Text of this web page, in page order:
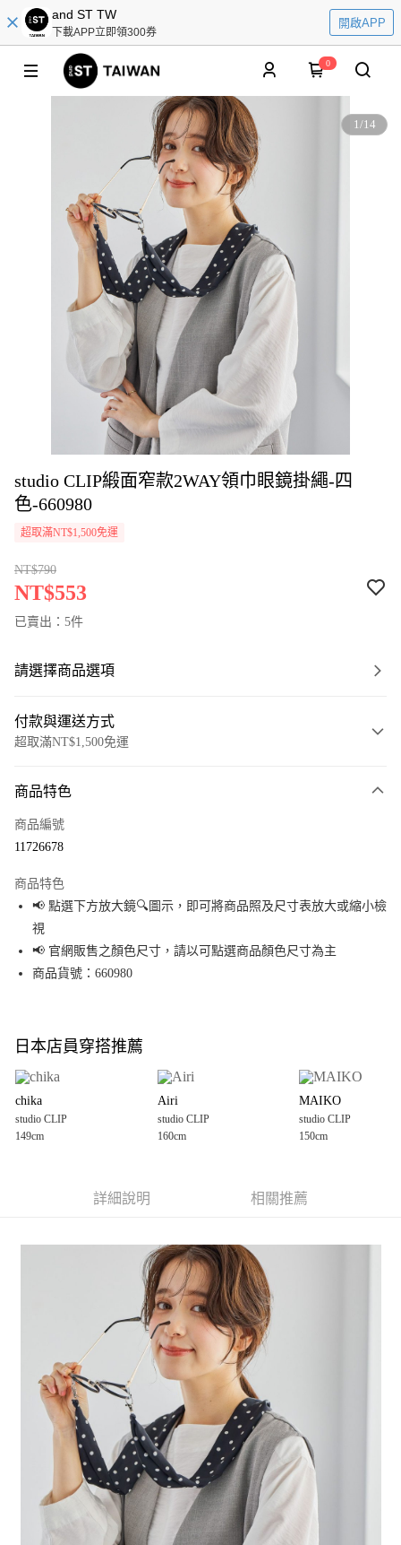
and ST TW
下載APP立即領300券
開啟APP
0
1/14
studio CLIP緞面窄款2WAY領巾眼鏡掛繩-四
色-660980
超取滿NT$1,500免運
NT$790
NT$553
已賣出：5件
請選擇商品選項
付款與運送方式
超取滿NT$1,500免運
信用卡一次付款
Apple Pay
街口支付
悠遊付
全盈+PAY
大哥付你分期
1.本服務由台灣大哥大提供，台灣大哥大用戶可立即使用無須另外申請。
2.付款方式選擇「大哥付你分期」，訂單成立後會自動跳轉到大哥付的交易
3.實際核准額度、可分期數及費用金額請依後續交易確認頁面所載為準。
4.訂單成立30分鐘內，如未前往確認交易或遇審核未通過，訂單將自動取
1.分期款項不併入電信帳單，「大哥付你分期」於每月結算日後寄送繳費提
2.透過簡訊連結打開帳單後，可選擇「超商條碼／台灣大直營門市／銀行轉
帳／街口支付／iPASS MONEY」等通路繳費。
【注意事項】
1.本服務係由「台灣大哥大股份有限公司」（以下簡稱本公司）所提供，讓
用戶於交易時，得透過本服務購買商品或服務，並由商店將買賣／分期付款
買賣價金債權讓與本公司後，依約使用本公司帳單繳交帳款。
2.基於同意付款使用「大哥付你分期」之契約關係目的，商店將以您的個人
資料（包含姓名、電話或地址）提供予台灣大哥大進項蒐集、處理及利用，
由本公司與您本人進行分期帳單所需資料之確認、核對及更正。
3.完整用戶服務條款，請詳閱以下連結： https://oppay.tw/userRule
AFTEE先享後付
３．安心：先確認商品／服務後，再付款。
【「AFTEE先享後付」結帳流程】
１．於結帳方式選擇「AFTEE先享後付」後，將跳轉至「AFTEE先享後付」
結帳頁面，進行簡訊認證並確認金額後，即可完成結帳。
２．訂單成立數日內，您將收到繳費通知簡訊。
３．收到繳費通知簡訊後14天內，點擊此簡訊中的連結，可透過四大超商／
ATM／網路銀行／等多元方式進行付款，方視為交易完成。
※ 請注意：結帳手續完成當下不需立刻繳費，但若您需要取消訂單，請聯絡
購買商品的店家。未經商家同意取消之訂單仍視為有效，需透過AFTEE先享
後付繳納相關費用。
※ 交易是否成功請以「AFTEE先享後付 」之結帳頁面顯示為準，若有關於
是否繳費成功／繳費後需取消欲退款等相關疑問，請聯繫「AFTEE先享後付
客戶支援中心」 https://netprotections.freshdesk.com/support/home
【注意事項】
１．透過由恩沛科技股份有限公司提供之「AFTEE先享後付」服務完成之交
易，需依本服務之必要範圍內提供個人資料，並將交易相關給付款項請求債
權轉讓予恩沛科技股份有限公司。
每筆NT$80，滿NT$1,500(含以上)免運費
每筆NT$80，滿NT$1,500(含以上)免運費
每筆NT$80，滿NT$1,500(含以上)免運費
付款後 7-11取貨
每筆NT$80，滿NT$1,500(含以上)免運費
每筆NT$80，滿NT$1,500(含以上)免運費
商品特色
商品編號
11726678
商品特色
📢 點選下方放大鏡🔍圖示，即可將商品照及尺寸表放大或縮小檢
視
📢 官網販售之顏色尺寸，請以可點選商品顏色尺寸為主
商品貨號：660980
日本店員穿搭推薦
chika
studio CLIP
149cm
Airi
studio CLIP
160cm
MAIKO
studio CLIP
150cm
詳細說明 相關推薦